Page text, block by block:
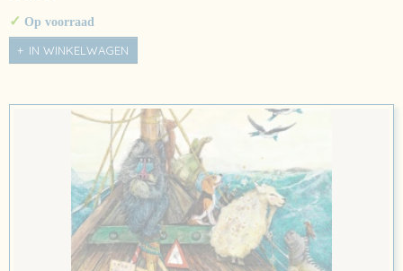
✓ Op voorraad
IN WINKELWAGEN